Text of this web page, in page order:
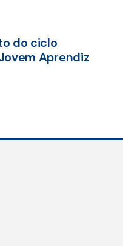
do ciclo
Aprendiz